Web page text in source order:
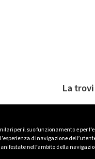
per il suo funzionamento e per
di navigazione
nell’ambito della
La